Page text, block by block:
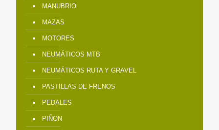
MANUBRIO
MAZAS
MOTORES
NEUMÁTICOS MTB
NEUMÁTICOS RUTA Y GRAVEL
PASTILLAS DE FRENOS
PEDALES
PIÑON